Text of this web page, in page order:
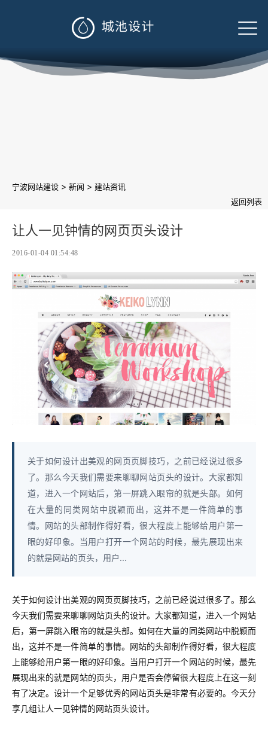

宁波网站建设 > 新闻 > 建站资讯
返回列表
让人一见钟情的网页页头设计
2016-01-04 01:54:48
关于如何设计出美观的网页页脚技巧，之前已经说过很多
了。那么今天我们需要来聊聊网站页头的设计。大家都知
道，进入一个网站后，第一屏跳入眼帘的就是头部。如何
在大量的同类网站中脱颖而出，这并不是一件简单的事
情。网站的头部制作得好看，很大程度上能够给用户第一
眼的好印象。当用户打开一个网站的时候，最先展现出来
的就是网站的页头，用户...
关于如何设计出美观的网页页脚技巧，之前已经说过很多了。那么
今天我们需要来聊聊网站页头的设计。大家都知道，进入一个网站
后，第一屏跳入眼帘的就是头部。如何在大量的同类网站中脱颖而
出，这并不是一件简单的事情。网站的头部制作得好看，很大程度
上能够给用户第一眼的好印象。当用户打开一个网站的时候，最先
展现出来的就是网站的页头，用户是否会停留很大程度上在这一刻
有了决定。设计一个足够优秀的网站页头是非常有必要的。今天分
享几组让人一见钟情的网站页头设计。